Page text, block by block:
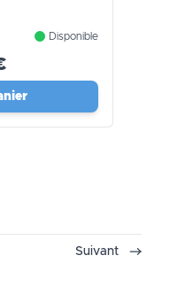
Disponible
Suivant